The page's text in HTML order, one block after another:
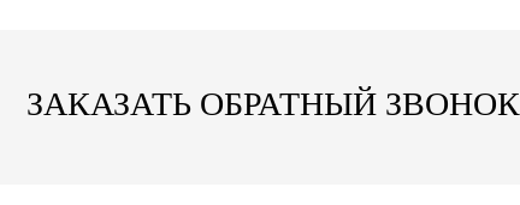
ЗАКАЗАТЬ ОБРАТНЫЙ ЗВОНОК